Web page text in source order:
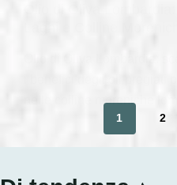
nelle colline moreniche
1 2